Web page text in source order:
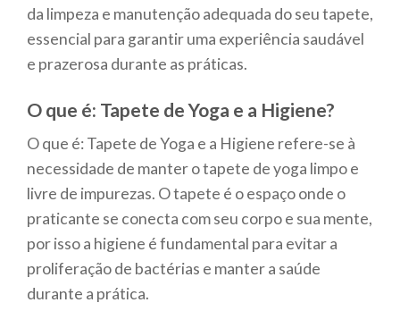
da limpeza e manutenção adequada do seu tapete,
essencial para garantir uma experiência saudável
e prazerosa durante as práticas.
O que é: Tapete de Yoga e a Higiene?
O que é: Tapete de Yoga e a Higiene refere-se à
necessidade de manter o tapete de yoga limpo e
livre de impurezas. O tapete é o espaço onde o
praticante se conecta com seu corpo e sua mente,
por isso a higiene é fundamental para evitar a
proliferação de bactérias e manter a saúde
durante a prática.